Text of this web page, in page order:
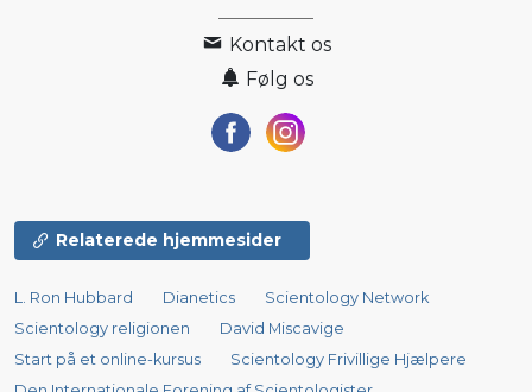
Kontakt os
Følg os
Relaterede hjemmesider
L. Ron Hubbard Dianetics
Scientology Network
Scientology religionen
David Miscavige
Start på et online-kursus
Scientology Frivillige Hjælpere